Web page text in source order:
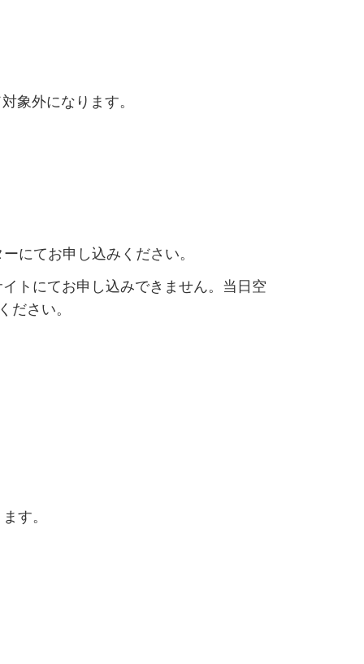
象外になります。
にてお申し込みください。
トにてお申し込みできません。当日空
ださい。
す。